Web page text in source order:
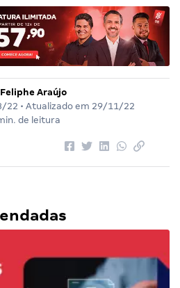
Feliphe Araújo
22 • Atualizado em 29/11/22
de leitura